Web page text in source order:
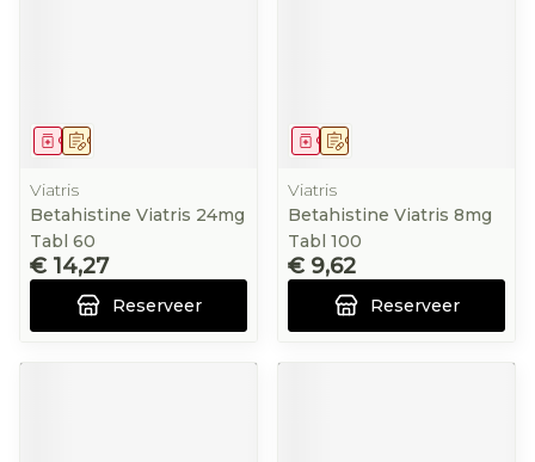
Op voorschrift
Geneesmiddel
Viatris
Betahistine Viatris 24mg
Tabl 60
€ 14,27
Reserveer
Op voorschrift
Geneesmiddel
Viatris
Betahistine Viatris 8mg
Tabl 100
€ 9,62
Reserveer